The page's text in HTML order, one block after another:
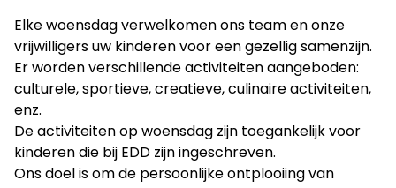
Elke woensdag verwelkomen ons team en onze
vrijwilligers uw kinderen voor een gezellig samenzijn.
Er worden verschillende activiteiten aangeboden:
culturele, sportieve, creatieve, culinaire activiteiten,
enz.
De activiteiten op woensdag zijn toegankelijk voor
kinderen die bij EDD zijn ingeschreven.
Ons doel is om de persoonlijke ontplooiing van